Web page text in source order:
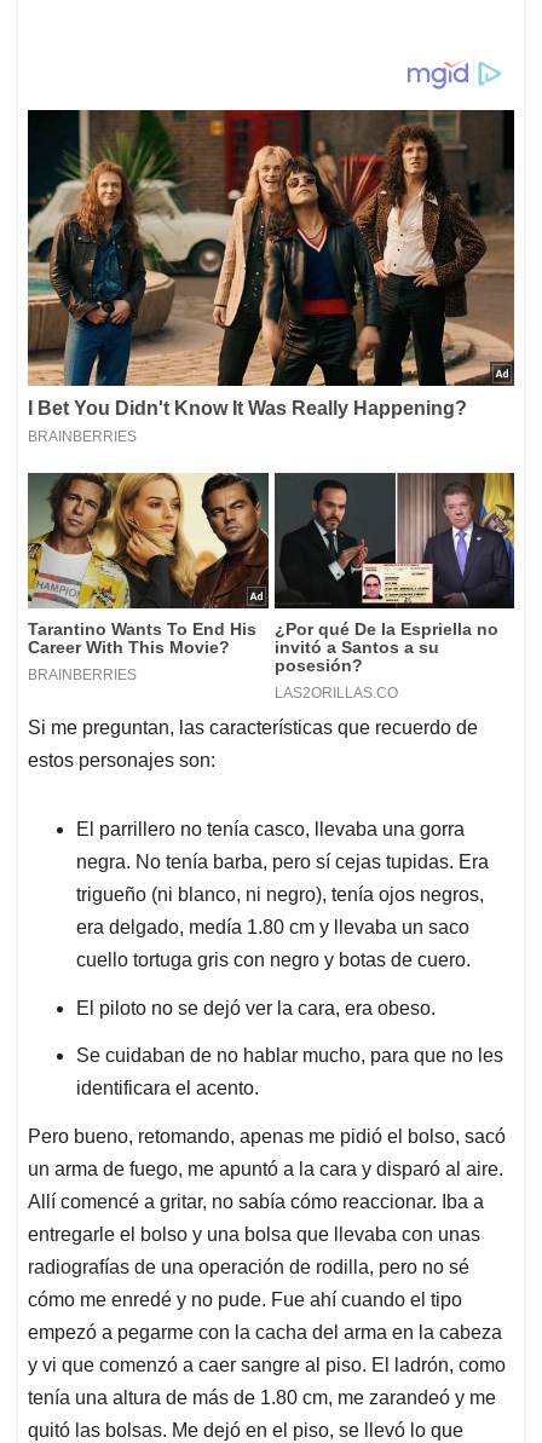
Si me preguntan, las características que recuerdo de
estos personajes son:
El parrillero no tenía casco, llevaba una gorra
negra. No tenía barba, pero sí cejas tupidas. Era
trigueño (ni blanco, ni negro), tenía ojos negros,
era delgado, medía 1.80 cm y llevaba un saco
cuello tortuga gris con negro y botas de cuero.
El piloto no se dejó ver la cara, era obeso.
Se cuidaban de no hablar mucho, para que no les
identificara el acento.
Pero bueno, retomando, apenas me pidió el bolso, sacó
un arma de fuego, me apuntó a la cara y disparó al aire.
Allí comencé a gritar, no sabía cómo reaccionar. Iba a
entregarle el bolso y una bolsa que llevaba con unas
radiografías de una operación de rodilla, pero no sé
cómo me enredé y no pude. Fue ahí cuando el tipo
empezó a pegarme con la cacha del arma en la cabeza
y vi que comenzó a caer sangre al piso. El ladrón, como
tenía una altura de más de 1.80 cm, me zarandeó y me
quitó las bolsas. Me dejó en el piso, se llevó lo que